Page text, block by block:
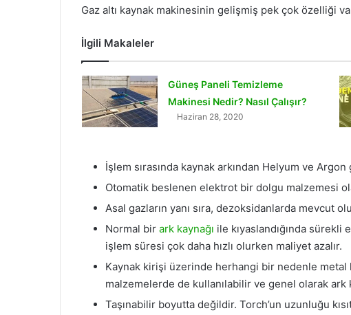
Gaz altı kaynak makinesinin gelişmiş pek çok özelliği
İlgili Makaleler
Güneş Paneli Temizleme
Makinesi Nedir? Nasıl Çalışır?
Haziran 28, 2020
İşlem sırasında kaynak arkından Helyum ve
Otomatik beslenen elektrot bir dolgu malzemesi
Asal gazların yanı sıra, dezoksidanlarda mevcut
Normal bir ark kaynağı ile kıyaslandığında
işlem süresi çok daha hızlı olurken maliyet azalır.
Kaynak kirişi üzerinde herhangi bir nedenle
malzemelerde de kullanılabilir ve genel olarak ark
Taşınabilir boyutta değildir. Torch’un uzunluğu